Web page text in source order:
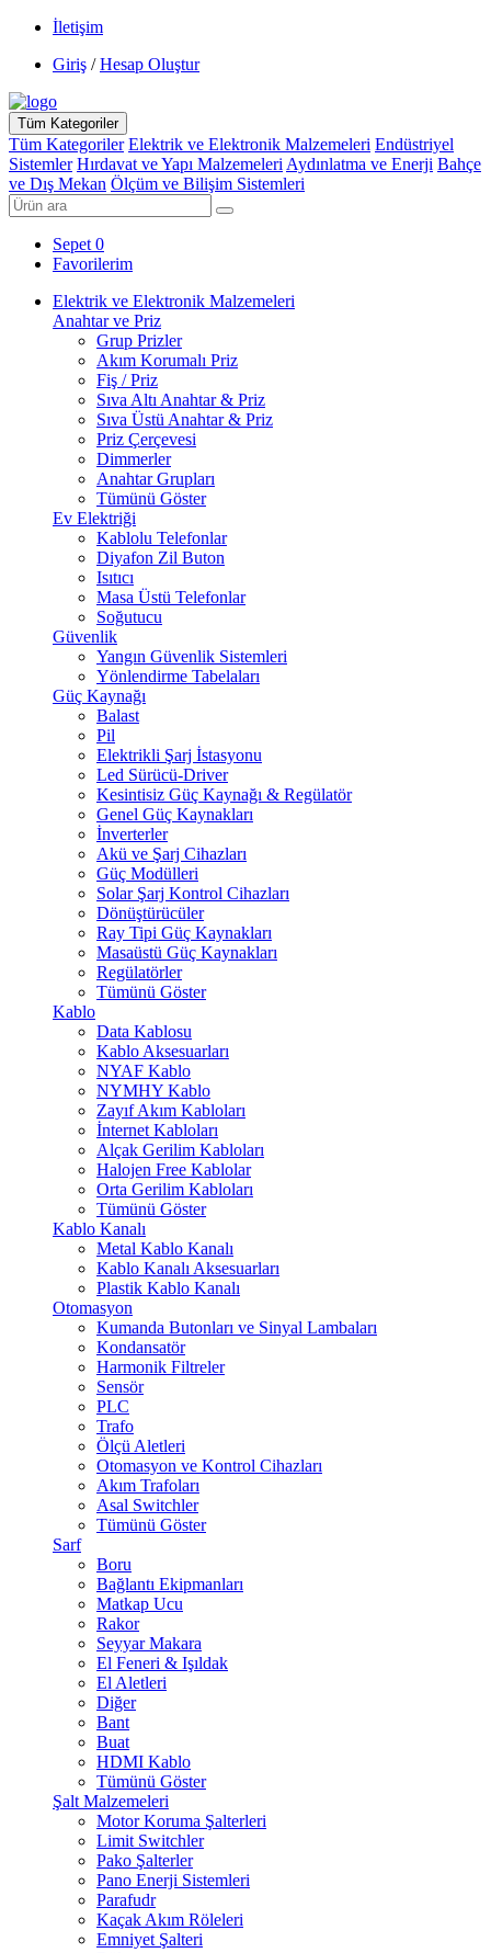
İletişim
Giriş / Hesap Oluştur
Tüm Kategoriler
Tüm Kategoriler Elektrik ve Elektronik Malzemeleri Endüstriyel
Sistemler Hırdavat ve Yapı Malzemeleri Aydınlatma ve Enerji Bahçe
ve Dış Mekan Ölçüm ve Bilişim Sistemleri
Sepet 0
Favorilerim
Elektrik ve Elektronik Malzemeleri
Anahtar ve Priz
Grup Prizler
Akım Korumalı Priz
Fiş / Priz
Sıva Altı Anahtar & Priz
Sıva Üstü Anahtar & Priz
Priz Çerçevesi
Dimmerler
Anahtar Grupları
Tümünü Göster
Ev Elektriği
Kablolu Telefonlar
Diyafon Zil Buton
Isıtıcı
Masa Üstü Telefonlar
Soğutucu
Güvenlik
Yangın Güvenlik Sistemleri
Yönlendirme Tabelaları
Güç Kaynağı
Balast
Pil
Elektrikli Şarj İstasyonu
Led Sürücü-Driver
Kesintisiz Güç Kaynağı & Regülatör
Genel Güç Kaynakları
İnverterler
Akü ve Şarj Cihazları
Güç Modülleri
Solar Şarj Kontrol Cihazları
Dönüştürücüler
Ray Tipi Güç Kaynakları
Masaüstü Güç Kaynakları
Regülatörler
Tümünü Göster
Kablo
Data Kablosu
Kablo Aksesuarları
NYAF Kablo
NYMHY Kablo
Zayıf Akım Kabloları
İnternet Kabloları
Alçak Gerilim Kabloları
Halojen Free Kablolar
Orta Gerilim Kabloları
Tümünü Göster
Kablo Kanalı
Metal Kablo Kanalı
Kablo Kanalı Aksesuarları
Plastik Kablo Kanalı
Otomasyon
Kumanda Butonları ve Sinyal Lambaları
Kondansatör
Harmonik Filtreler
Sensör
PLC
Trafo
Ölçü Aletleri
Otomasyon ve Kontrol Cihazları
Akım Trafoları
Asal Switchler
Tümünü Göster
Sarf
Boru
Bağlantı Ekipmanları
Matkap Ucu
Rakor
Seyyar Makara
El Feneri & Işıldak
El Aletleri
Diğer
Bant
Buat
HDMI Kablo
Tümünü Göster
Şalt Malzemeleri
Motor Koruma Şalterleri
Limit Switchler
Pako Şalterler
Pano Enerji Sistemleri
Parafudr
Kaçak Akım Röleleri
Emniyet Şalteri